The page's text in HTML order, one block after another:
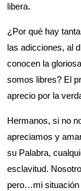
libera.
¿Por qué hay
las adicciones, al
conocen la
somos libres? El
aprecio por la
Hermanos, si no
apreciamos y
su Palabra,
esclavitud.
pero…mi situación